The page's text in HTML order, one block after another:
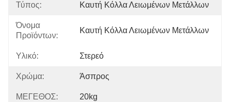
Τύπος: Καυτή Κόλλα Λειωμένων Μετάλλων
Όνομα
Προϊόντων:
Καυτή Κόλλα Λειωμένων Μετάλλων
Υλικό: Στερεό
Χρώμα: Άσπρος
ΜΕΓΕΘΟΣ: 20kg